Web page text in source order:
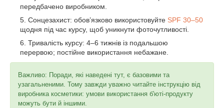
передбачено виробником.
Сонцезахист: обов’язково використовуйте SPF 30–50
щодня під час курсу, щоб уникнути фоточутливості.
Тривалість курсу: 4–6 тижнів із подальшою
перервою; постійне використання небажане.
Важливо: Поради, які наведені тут, є базовими та
узагальненими. Тому завжди уважно читайте інструкцію від
виробника косметики: умови використання б'юті-продукту
можуть бути й іншими.